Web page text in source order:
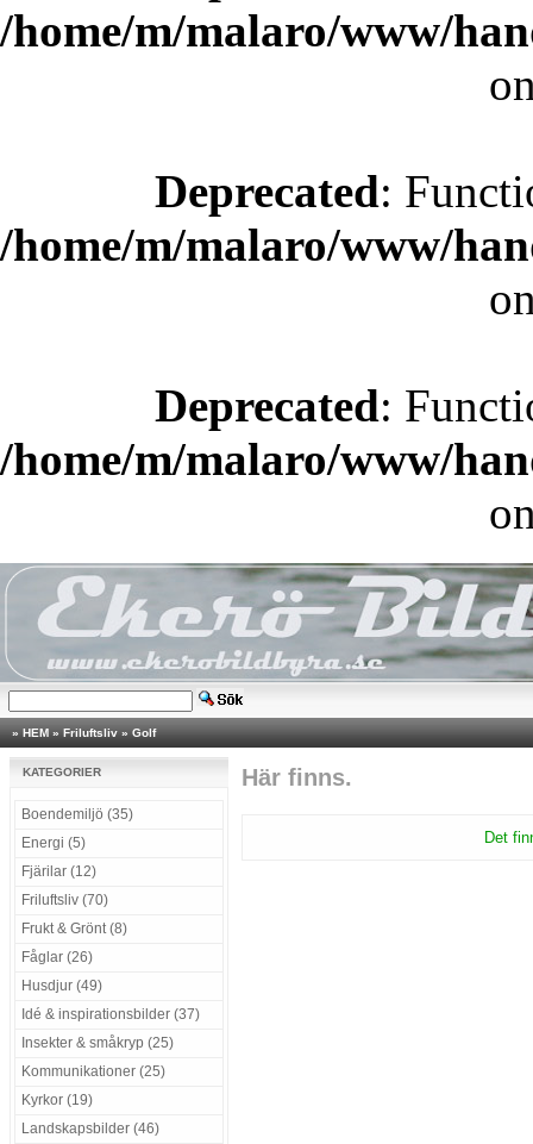
/home/m/malaro/www/
Deprecated:
/home/m/malaro/www/
Deprecated:
/home/m/malaro/www/
» HEM » Friluftsliv » Golf
KATEGORIER
Boendemiljö (35)
Energi (5)
Fjärilar (12)
Friluftsliv (70)
Frukt & Grönt (8)
Fåglar (26)
Husdjur (49)
Idé & inspirationsbilder (37)
Insekter & småkryp (25)
Kommunikationer (25)
Kyrkor (19)
Landskapsbilder (46)
Här finns.
Det